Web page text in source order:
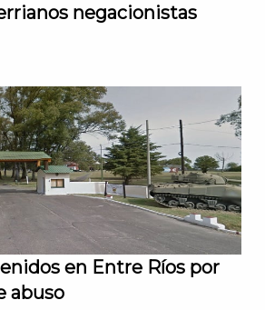
negacionistas
en Entre Ríos por
abuso